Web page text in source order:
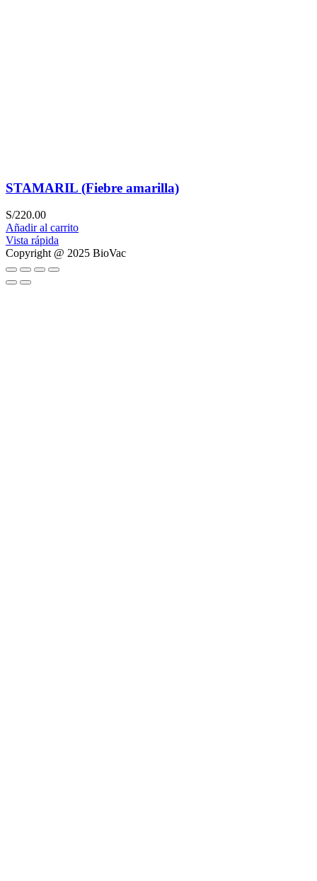
STAMARIL (Fiebre amarilla)
S/220.00
Añadir al carrito
Vista rápida
Copyright @ 2025 BioVac